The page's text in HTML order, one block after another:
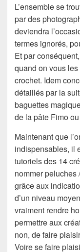
L’ensemble se
par des
deviendra
termes ignorés,
Et par
quand on vous
crochet. Idem
détaillés par la
baguettes
de la pâte Fimo
Maintenant que
indispensables, il
tutoriels des 14
nommer peluches
grâce aux
d’un niveau
vraiment rendre
permettre aux
non, de faire
Voire se faire